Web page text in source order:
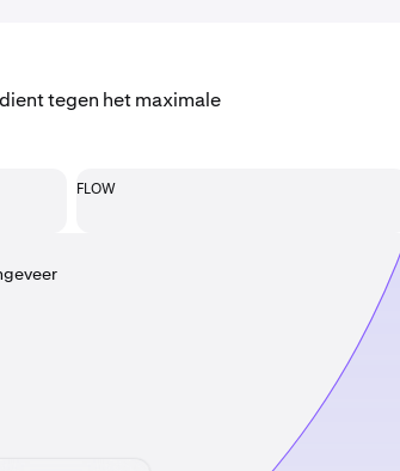
tegen het maximale
FLOW